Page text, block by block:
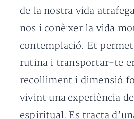
de la nostra vida
nos i conèixer la vida
contemplació. Et
rutina i transportar-te
recolliment i dimensió
vivint una experiència
espiritual. Es tracta